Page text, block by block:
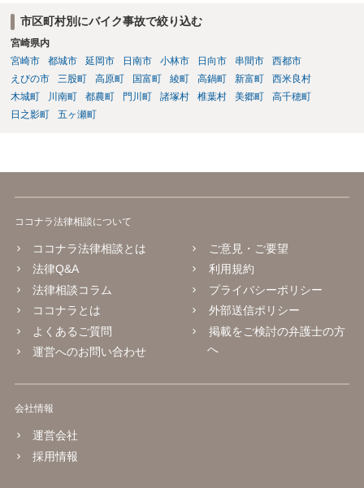
市区町村別にバイク事故で絞り込む
宮崎県内
宮崎市
都城市 延岡市 日南市 小林市 日向市 串間市
西都市
えびの市
三股町 高原町 国富町 綾町 高鍋町 新富町
西米良村
木城町
川南町 都農町 門川町 諸塚村 椎葉村 美郷町
高千穂町
日之影町
五ヶ瀬町
ココナラ法律相談について
ココナラ法律相談とは
法律Q&A
法律相談コラム
ココナラとは
よくあるご質問
運営へのお問い合わせ
ご意見・ご要望
利用規約
プライバシーポリシー
外部送信ポリシー
掲載をご検討の弁護士の方
へ
会社情報
運営会社
採用情報